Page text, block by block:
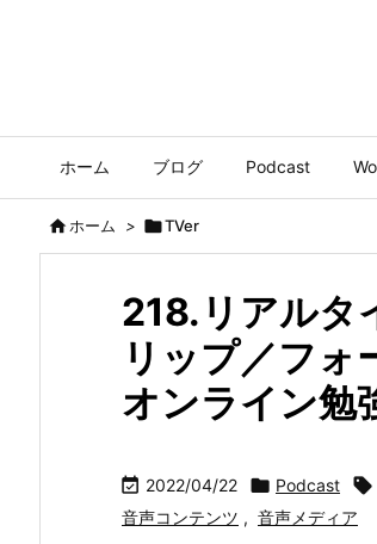
ホーム ブログ Podcast
ホーム > TVer
218.リアルタ
リップ／フ
オンライン勉
 2022/04/22  Podcast 
音声コンテンツ , 音声メディア